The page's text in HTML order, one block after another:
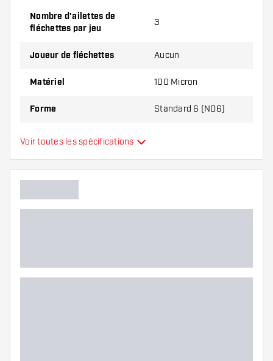
Essayez une forme, un matériau ou une
la variante qui vous convient le mieux !
Nombre d'ailettes de
fléchettes par jeu
3
Joueur de fléchettes Aucun
Matériel 100 Micron
Forme Standard 6 (NO6)
Type
Flexibilité
Voir toutes les spécifications